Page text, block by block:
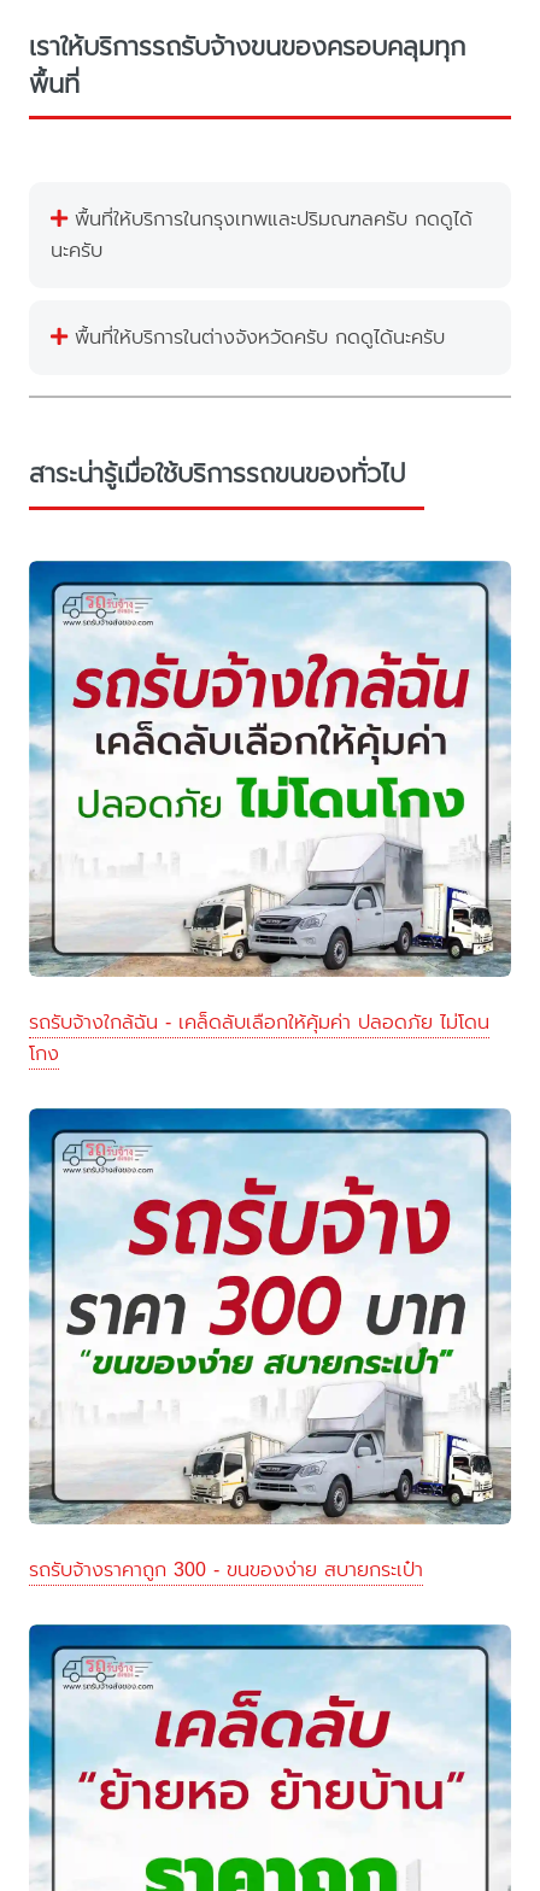
เราให้บริการรถรับจ้างขนของครอบคลุมทุก
พื้นที่
พื้นที่ให้บริการในกรุงเทพและปริมณฑลครับ กดดูได้
นะครับ
พื้นที่ให้บริการในต่างจังหวัดครับ กดดูได้นะครับ
สาระน่ารู้เมื่อใช้บริการรถขนของทั่วไป
รถรับจ้างใกล้ฉัน - เคล็ดลับเลือกให้คุ้มค่า ปลอดภัย ไม่โดน
โกง
รถรับจ้างราคาถูก 300 - ขนของง่าย สบายกระเป๋า